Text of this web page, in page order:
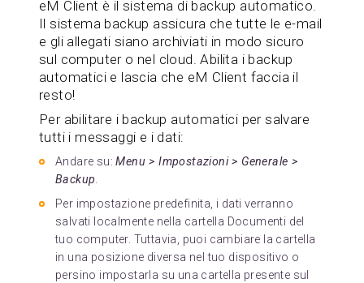
eM Client è il sistema di backup automatico.
Il sistema backup assicura che tutte le e-mail
e gli allegati siano archiviati in modo sicuro
sul computer o nel cloud. Abilita i backup
automatici e lascia che eM Client faccia il
resto!
Per abilitare i backup automatici per salvare
tutti i messaggi e i dati:
Andare su:Menu > Impostazioni > Generale >
Backup.
Per impostazione predefinita, i dati verranno
salvati localmente nella cartella Documenti del
tuo computer. Tuttavia, puoi cambiare la cartella
in una posizione diversa nel tuo dispositivo o
persino impostarla su una cartella presente sul